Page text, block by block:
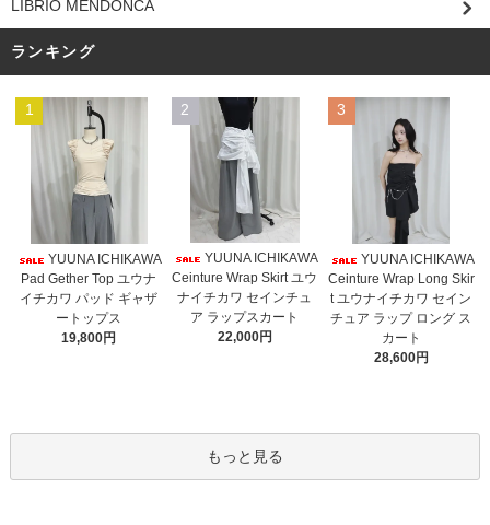
LIBRIO MENDONCA
ランキング
1
YUUNA ICHIKAWA
Pad Gether Top ユウナ
イチカワ パッド ギャザ
ートップス
19,800円
2
YUUNA ICHIKAWA
Ceinture Wrap Skirt ユウ
ナイチカワ セインチュ
ア ラップスカート
22,000円
3
YUUNA ICHIKAWA
Ceinture Wrap Long Skir
t ユウナイチカワ セイン
チュア ラップ ロング ス
カート
28,600円
もっと見る